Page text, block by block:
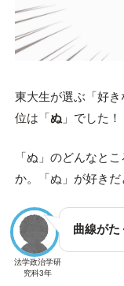
東大生が選ぶ「好
位は「ぬ」でした！
「ぬ」のどんなと
か。「ぬ」が好きだ
法学政治学研
究科3年
曲線がた